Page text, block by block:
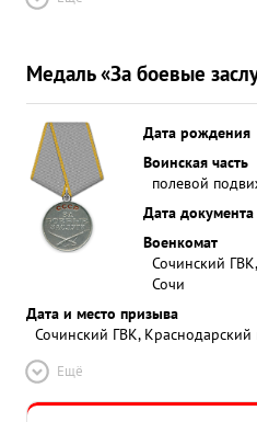
Медаль «За боевые
Дата рождения
Воинская часть
полевой
Дата документа
Военкомат
Сочинский
Сочи
Дата и место призыва
Сочинский ГВК, Краснодарский
Ещё